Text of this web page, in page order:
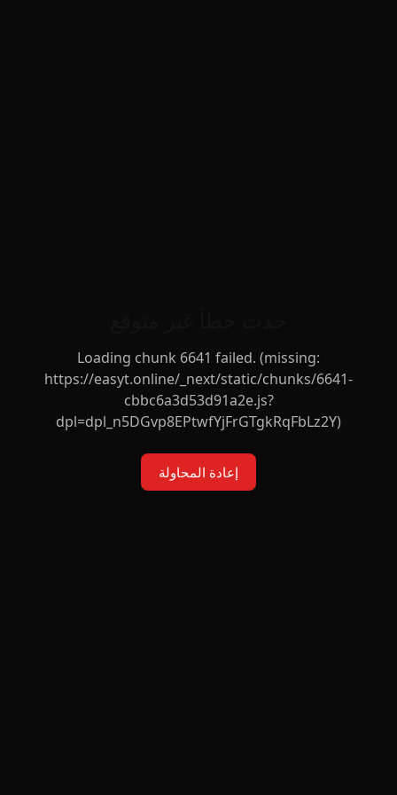
Loading chunk 6641 failed. (missing:
https://easyt.online/_next/static/chunks/6641-
cbbc6a3d53d91a2e.js?
dpl=dpl_n5DGvp8EPtwfYjFrGTgkRqFbLz2Y)
إعادة المحاولة